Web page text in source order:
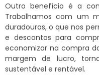
Outro benefício é a
Trabalhamos com um
duradouras, o que nos
e descontos para
economizar na compra
margem de lucro,
sustentável e rentável.